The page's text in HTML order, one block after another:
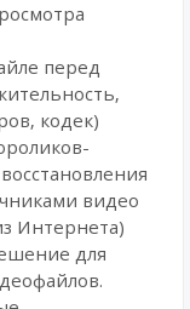
перед
кодек)
видео
Интернета)
для